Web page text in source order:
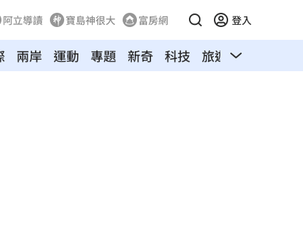
阿立導讀 寶島神很大 富房網 登入
兩岸 運動 專題 新奇 科技 旅遊 汽車